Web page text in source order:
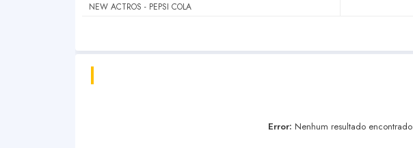
NEW ACTROS - PEPSI COLA
Error: Nenhum resultado encontrado